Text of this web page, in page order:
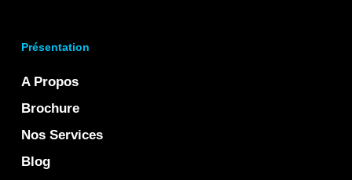
Présentation
A Propos
Brochure
Nos Services
Blog